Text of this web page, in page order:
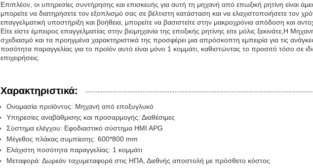
Επιπλέον, οι υπηρεσίες συντήρησης και επισκευής για αυτή τη μηχανή από επωξική ρητίνη είναι
μπορείτε να διατηρήσετε τον εξοπλισμό σας σε βέλτιστη κατάσταση και να ελαχιστοποιήσετε τον
επαγγελματική υποστήριξη και βοήθεια, μπορείτε να βασιστείτε στην μακροχρόνια απόδοση και
Είτε είστε έμπειρος επαγγελματίας στην βιομηχανία της εποξικής ρητίνης είτε μόλις ξεκινάτε,Η
σχεδιασμό και τα προηγμένα χαρακτηριστικά της προσφέρει μια απρόσκοπτη εμπειρία για τις
ποσότητα παραγγελίας για το προϊόν αυτό είναι μόνο 1 κομμάτι, καθιστώντας το προσιτό τόσο σε
επιχειρήσεις.
Χαρακτηριστικά:
Ονομασία προϊόντος: Μηχανή από εποξυγλυκό
Υπηρεσίες αναβάθμισης και προσαρμογής: Διαθέσιμες
Σύστημα ελέγχου: Εφοδιαστικό σύστημα HMI APG
Μέγεθος πλάκας συμπίεσης: 600*800 mm
Ελάχιστη ποσότητα παραγγελίας: 1 κομμάτι
Μεταφορά: Δωρεάν ταχυμεταφορά στις ΗΠΑ, Διεθνής αποστολή με πρόσθετο κόστος